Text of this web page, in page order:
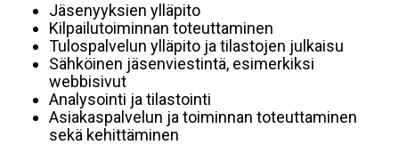
Jäsenyyksien ylläpito
Kilpailutoiminnan toteuttaminen
Tulospalvelun ylläpito ja tilastojen julkaisu
Sähköinen jäsenviestintä, esimerkiksi
webbisivut
Analysointi ja tilastointi
Asiakaspalvelun ja toiminnan toteuttaminen
sekä kehittäminen